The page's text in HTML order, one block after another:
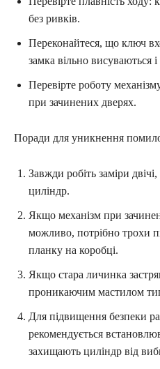
без ривків.
Переконайтеся, що ключ
замка вільно висуваються і
Перевірте роботу
при зачинених дверях.
Поради для уникнення
Завжди робіть заміри
циліндр.
Якщо механізм при
можливо, потрібно трохи
планку на коробці.
Якщо стара личинка
проникаючим мастилом
Для підвищення безпеки
рекомендується
захищають циліндр від